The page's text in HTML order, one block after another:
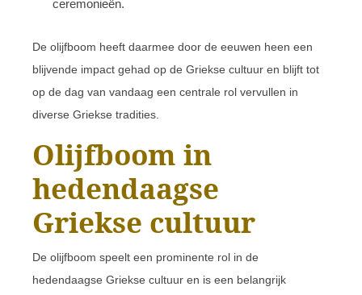
ceremonieën.
De olijfboom heeft daarmee door de eeuwen heen een
blijvende impact gehad op de Griekse cultuur en blijft tot
op de dag van vandaag een centrale rol vervullen in
diverse Griekse tradities.
Olijfboom in
hedendaagse
Griekse cultuur
De olijfboom speelt een prominente rol in de
hedendaagse Griekse cultuur en is een belangrijk